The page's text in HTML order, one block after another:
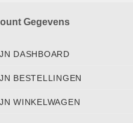
Gegevens
DASHBOARD
BESTELLINGEN
WINKELWAGEN